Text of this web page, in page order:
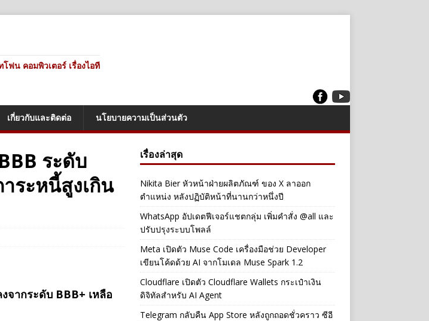
ฟน คอมพิวเตอร์ เรื่องไอที
เกี่ยวกับและติดต่อ นโยบายความเป็นส่วนตัว
ระดับ
ระหนี้สูงเกิน
จากระดับ BBB+ เหลือ
เรื่องล่าสุด
Nikita Bier หัวหน้าฝ่ายผลิตภัณฑ์ ของ X ลาออก
ตำแหน่ง หลังปฏิบัติหน้าที่นานกว่าหนึ่งปี
WhatsApp อัปเดตฟีเจอร์แชตกลุ่ม เพิ่มคำสั่ง @all และ
ปรับปรุงระบบโพลล์
Meta เปิดตัว Muse Code เครื่องมือช่วย Developer
เขียนโค้ดด้วย AI จากโมเดล Muse Spark 1.2
Cloudflare เปิดตัว Cloudflare Wallets กระเป๋าเงิน
ดิจิทัลสำหรับ AI Agent
Telegram กลับคืน App Store หลังถูกถอดชั่วคราว ซีอี